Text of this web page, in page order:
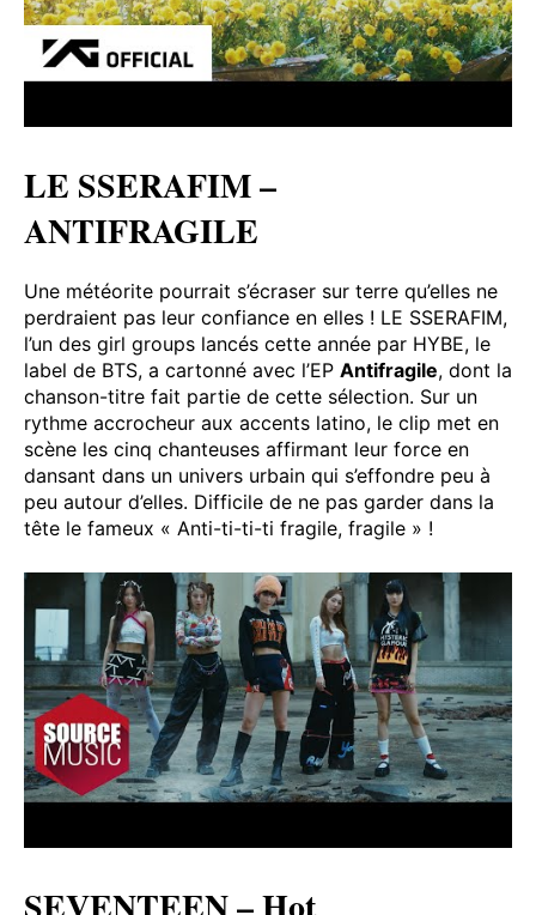
LE SSERAFIM –
ANTIFRAGILE
Une météorite pourrait s’écraser sur terre qu’elles ne
perdraient pas leur confiance en elles ! LE SSERAFIM,
l’un des girl groups lancés cette année par HYBE, le
label de BTS, a cartonné avec l’EP Antifragile, dont la
chanson-titre fait partie de cette sélection. Sur un
rythme accrocheur aux accents latino, le clip met en
scène les cinq chanteuses affirmant leur force en
dansant dans un univers urbain qui s’effondre peu à
peu autour d’elles. Difficile de ne pas garder dans la
tête le fameux « Anti-ti-ti-ti fragile, fragile » !